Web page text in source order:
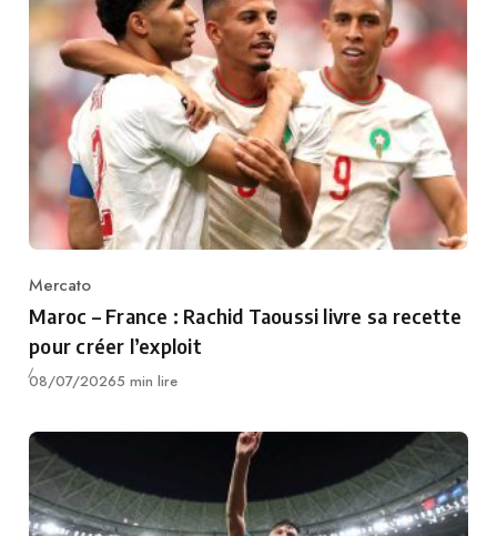
Category
Mercato
Maroc – France : Rachid Taoussi livre sa recette
pour créer l’exploit
Publié
08/07/20265 min lire